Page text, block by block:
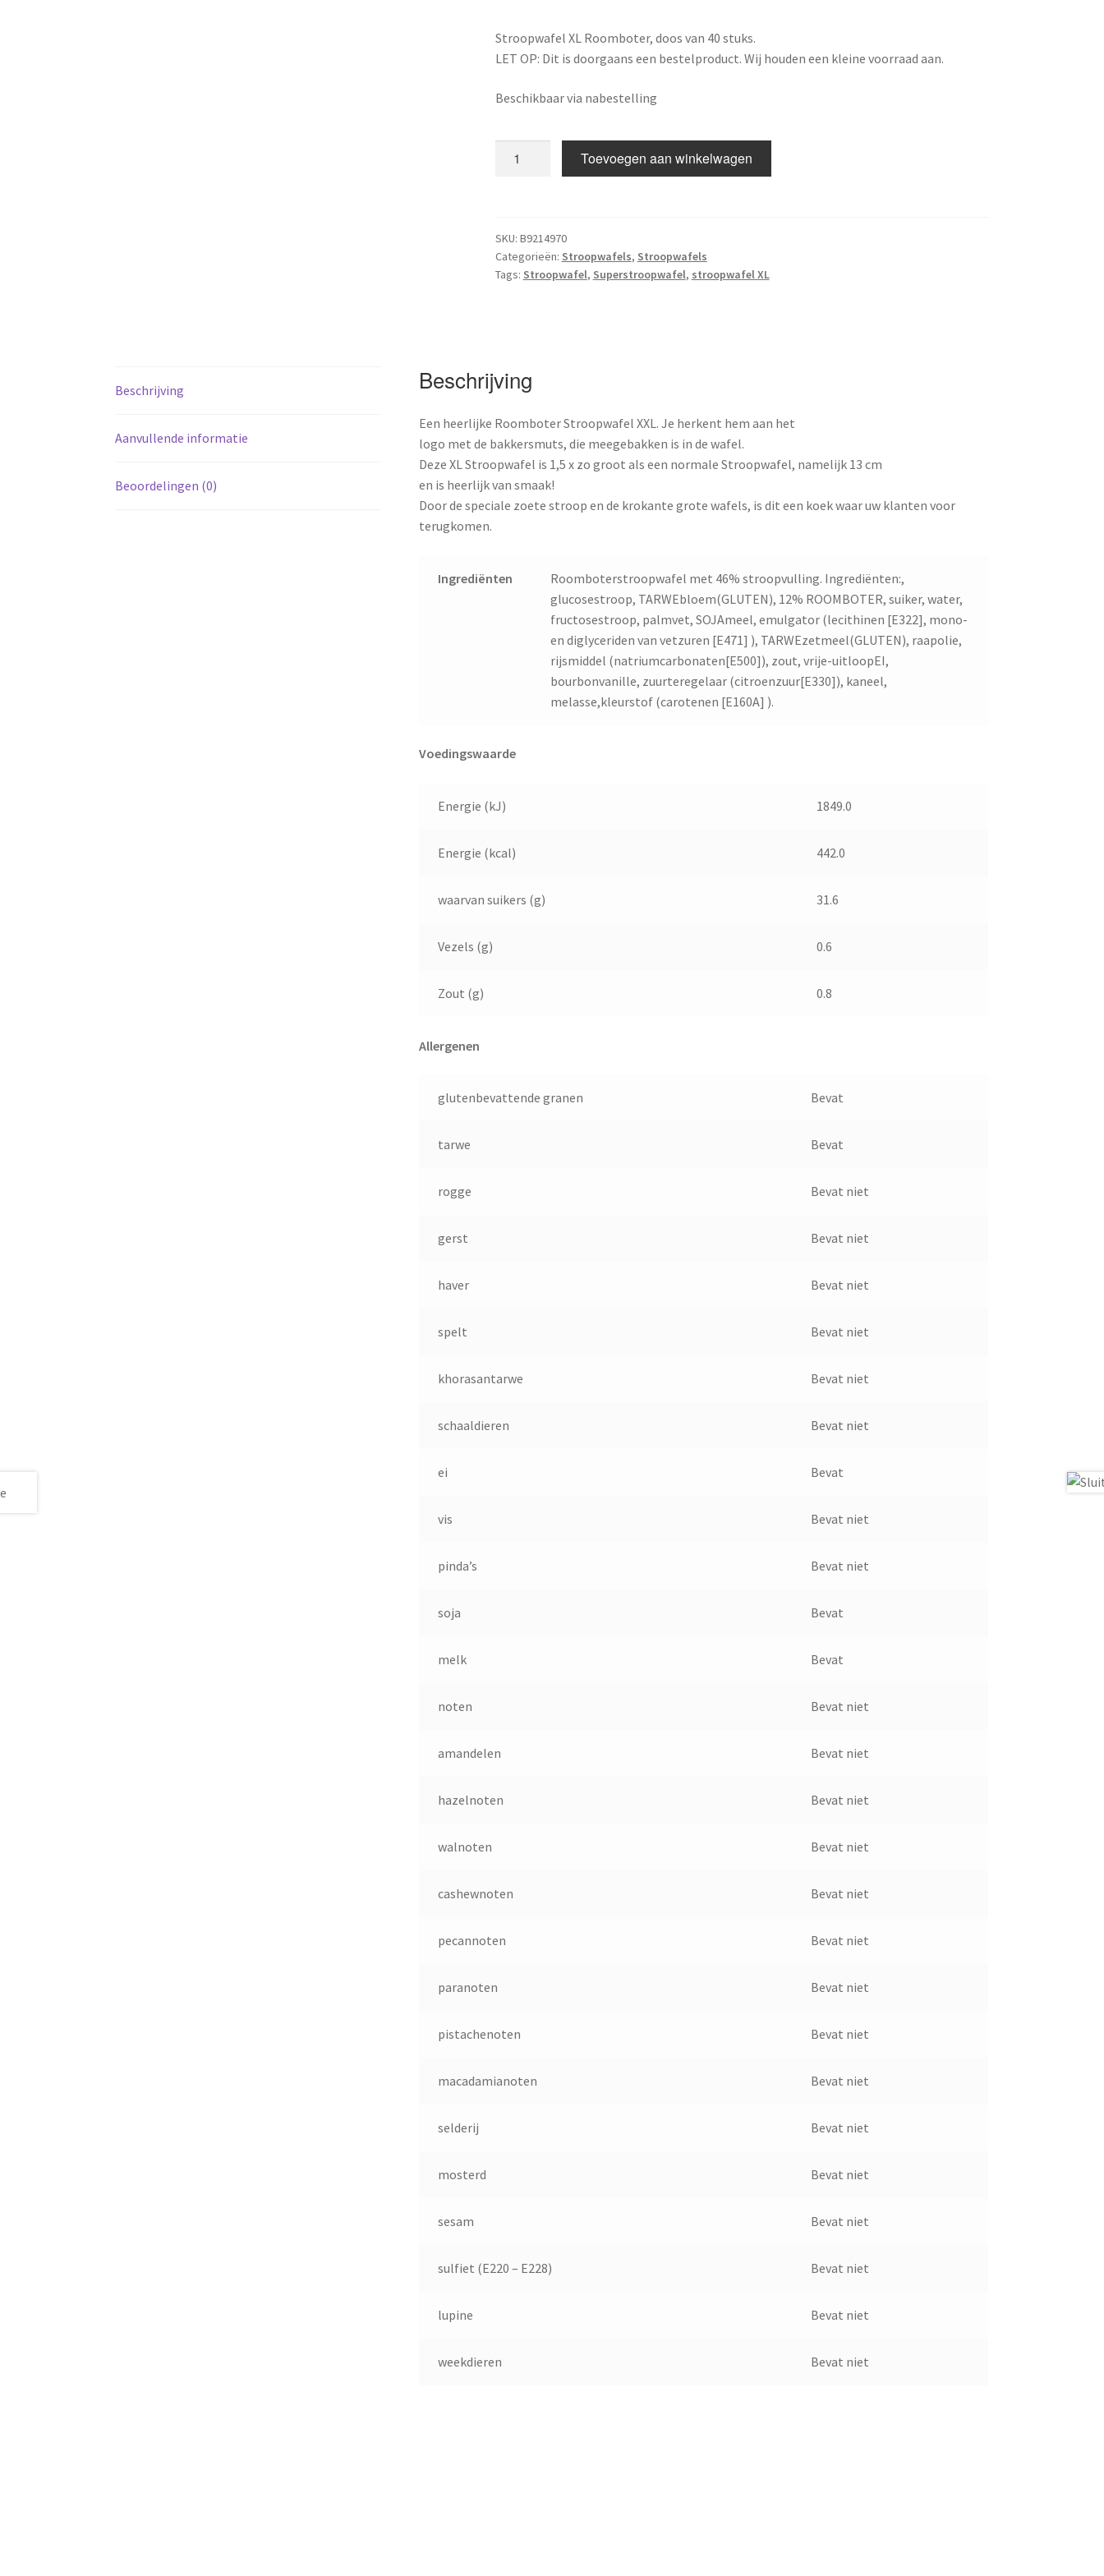
Stroopwafel XL Roomboter, doos van 40 stuks.
LET OP: Dit is doorgaans een bestelproduct. Wij houden een kleine voorraad aan.
Beschikbaar via nabestelling
Stuks
aantal
Toevoegen aan winkelwagen
SKU: B9214970
Categorieën: Stroopwafels, Stroopwafels
Tags: Stroopwafel, Superstroopwafel, stroopwafel XL
Beschrijving
Aanvullende informatie
Beoordelingen (0)
Beschrijving
Een heerlijke Roomboter Stroopwafel XXL. Je herkent hem aan het
logo met de bakkersmuts, die meegebakken is in de wafel.
Deze XL Stroopwafel is 1,5 x zo groot als een normale Stroopwafel, namelijk 13 cm
en is heerlijk van smaak!
Door de speciale zoete stroop en de krokante grote wafels, is dit een koek waar uw klanten voor
terugkomen.
Ingrediënten
Roomboterstroopwafel met 46% stroopvulling. Ingrediënten:,
glucosestroop, TARWEbloem(GLUTEN), 12% ROOMBOTER, suiker, water,
fructosestroop, palmvet, SOJAmeel, emulgator (lecithinen [E322], mono-
en diglyceriden van vetzuren [E471] ), TARWEzetmeel(GLUTEN), raapolie,
rijsmiddel (natriumcarbonaten[E500]), zout, vrije-uitloopEI,
bourbonvanille, zuurteregelaar (citroenzuur[E330]), kaneel,
melasse,kleurstof (carotenen [E160A] ).
Voedingswaarde
Energie (kJ) 1849.0
Energie (kcal) 442.0
waarvan suikers (g) 31.6
Vezels (g) 0.6
Zout (g) 0.8
Allergenen
glutenbevattende granen Bevat
tarwe Bevat
rogge Bevat niet
gerst Bevat niet
haver Bevat niet
spelt Bevat niet
khorasantarwe Bevat niet
schaaldieren Bevat niet
ei Bevat
vis Bevat niet
pinda’s Bevat niet
soja Bevat
melk Bevat
noten Bevat niet
amandelen Bevat niet
hazelnoten Bevat niet
walnoten Bevat niet
cashewnoten Bevat niet
pecannoten Bevat niet
paranoten Bevat niet
pistachenoten Bevat niet
macadamianoten Bevat niet
selderij Bevat niet
mosterd Bevat niet
sesam Bevat niet
sulfiet (E220 – E228) Bevat niet
lupine Bevat niet
weekdieren Bevat niet